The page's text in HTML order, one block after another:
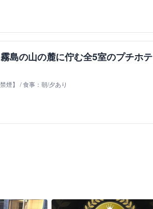
島の山の麓に佇む全5室のプチホテ
煙】 / 食事：朝/夕あり